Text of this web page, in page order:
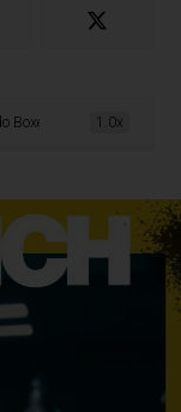
entrevista com o
1.0x